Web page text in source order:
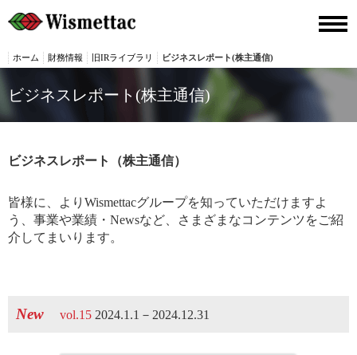
ホーム 財務情報 旧IRライブラリ ビジネスレポート(株主通信)
ビジネスレポート(株主通信)
ビジネスレポート（株主通信）
皆様に、よりWismettacグループを知っていただけますよ
う、事業や業績・Newsなど、さまざまなコンテンツをご紹
介してまいります。
New vol.15 2024.1.1－2024.12.31